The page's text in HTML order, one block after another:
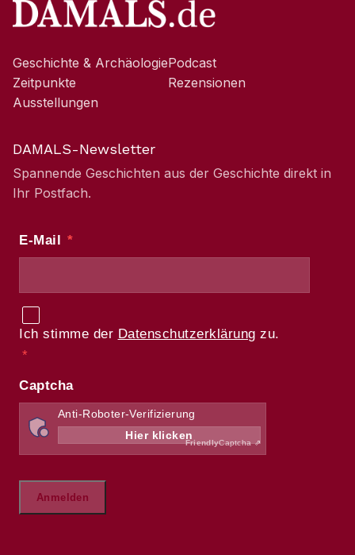
Geschichte & Archäologie
Zeitpunkte
Ausstellungen
Podcast
Rezensionen
DAMALS-Newsletter
Spannende Geschichten aus der Geschichte direkt in
Ihr Postfach.